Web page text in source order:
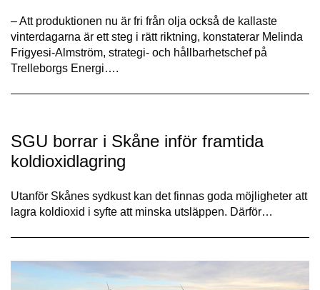
– Att produktionen nu är fri från olja också de kallaste
vinterdagarna är ett steg i rätt riktning, konstaterar Melinda
Frigyesi-Almström, strategi- och hållbarhetschef på
Trelleborgs Energi….
SGU borrar i Skåne inför framtida
koldioxidlagring
Utanför Skånes sydkust kan det finnas goda möjligheter att
lagra koldioxid i syfte att minska utsläppen. Därför…